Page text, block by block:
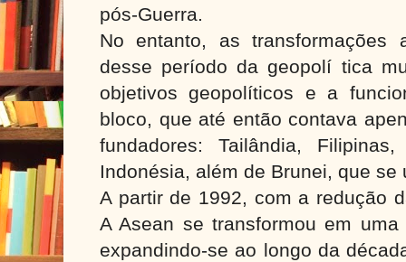
pós-Guerra.
No entanto, as transformações
desse período da geopolí tica
objetivos geopolíticos e a
bloco, que até então contava
fundadores: Tailândia,
Indonésia, além de Brunei, que
A partir de 1992, com a redução
A Asean se transformou em
expandindo-se ao longo da